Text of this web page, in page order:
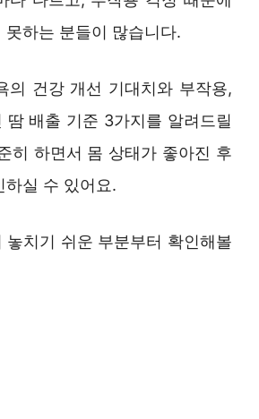
못하는 분들이 많습니다.
의 건강 개선 기대치와 부작용,
땀 배출 기준 3가지를 알려드릴
히 하면서 몸 상태가 좋아진 후
하실 수 있어요.
놓치기 쉬운 부분부터 확인해볼